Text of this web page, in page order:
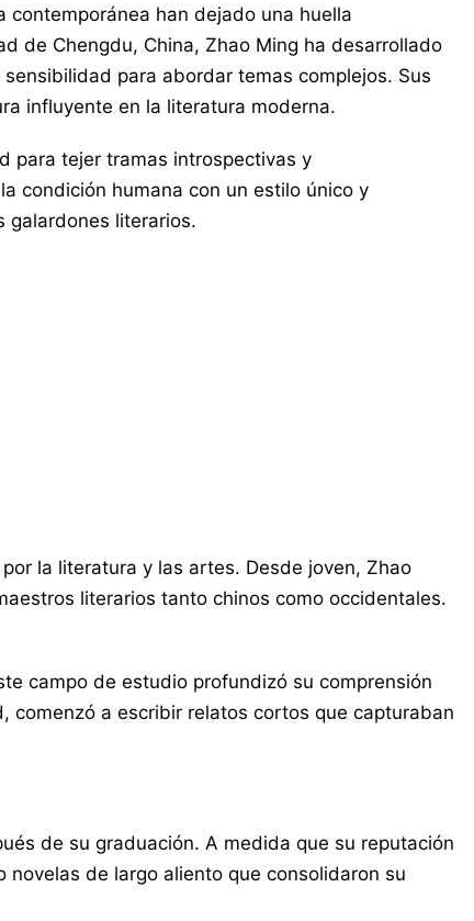
han dejado una huella
de Chengdu, China, Zhao Ming ha desarrollado
para abordar temas complejos. Sus
influyente en la literatura moderna.
para tejer tramas introspectivas y
condición humana con un estilo único y
galardones literarios.
la literatura y las artes. Desde joven, Zhao
literarios tanto chinos como occidentales.
campo de estudio profundizó su comprensión
comenzó a escribir relatos cortos que capturaban
de su graduación. A medida que su reputación
de largo aliento que consolidaron su